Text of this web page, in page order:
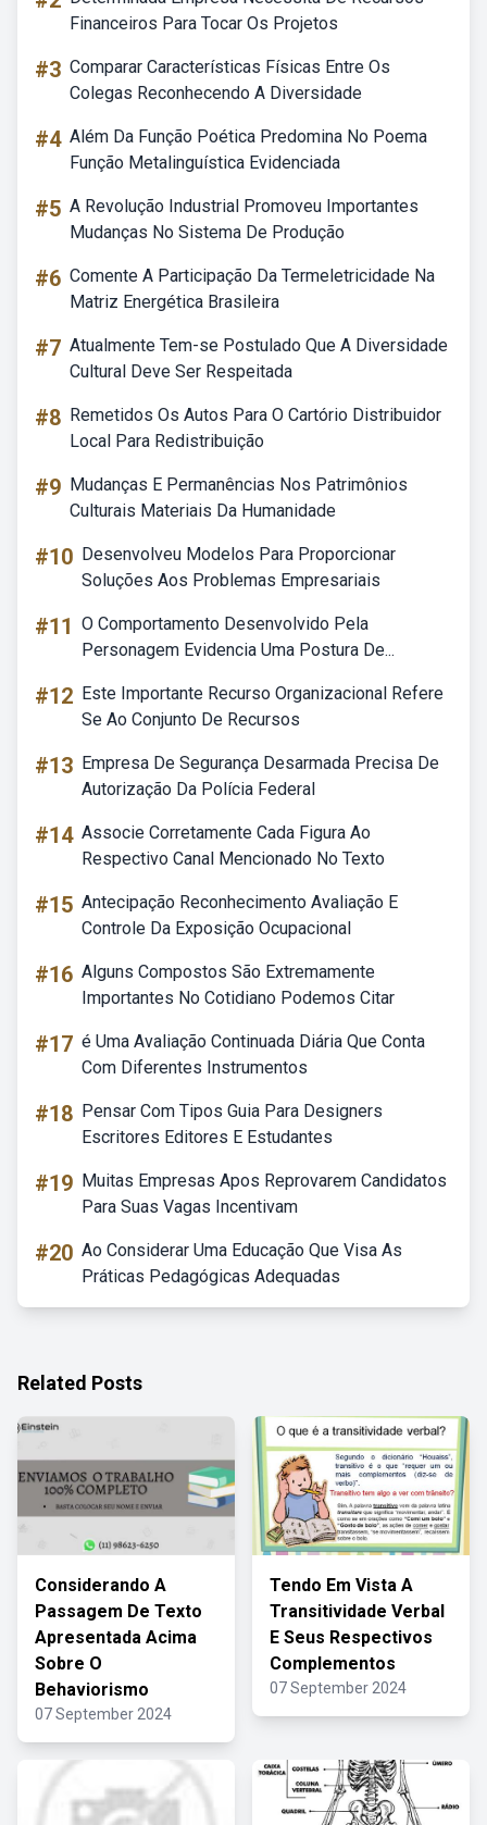
Financeiros Para Tocar Os Projetos
#3 Comparar Características Físicas Entre Os
Colegas Reconhecendo A Diversidade
#4 Além Da Função Poética Predomina No Poema
Função Metalinguística Evidenciada
#5 A Revolução Industrial Promoveu Importantes
Mudanças No Sistema De Produção
#6 Comente A Participação Da Termeletricidade Na
Matriz Energética Brasileira
#7 Atualmente Tem-se Postulado Que A Diversidade
Cultural Deve Ser Respeitada
#8 Remetidos Os Autos Para O Cartório Distribuidor
Local Para Redistribuição
#9 Mudanças E Permanências Nos Patrimônios
Culturais Materiais Da Humanidade
#10 Desenvolveu Modelos Para Proporcionar
Soluções Aos Problemas Empresariais
#11 O Comportamento Desenvolvido Pela
Personagem Evidencia Uma Postura De...
#12 Este Importante Recurso Organizacional Refere
Se Ao Conjunto De Recursos
#13 Empresa De Segurança Desarmada Precisa De
Autorização Da Polícia Federal
#14 Associe Corretamente Cada Figura Ao
Respectivo Canal Mencionado No Texto
#15 Antecipação Reconhecimento Avaliação E
Controle Da Exposição Ocupacional
#16 Alguns Compostos São Extremamente
Importantes No Cotidiano Podemos Citar
#17 é Uma Avaliação Continuada Diária Que Conta
Com Diferentes Instrumentos
#18 Pensar Com Tipos Guia Para Designers
Escritores Editores E Estudantes
#19 Muitas Empresas Apos Reprovarem Candidatos
Para Suas Vagas Incentivam
#20 Ao Considerar Uma Educação Que Visa As
Práticas Pedagógicas Adequadas
Related Posts
Considerando A
Passagem De Texto
Apresentada Acima
Sobre O
Behaviorismo
07 September 2024
Tendo Em Vista A
Transitividade Verbal
E Seus Respectivos
Complementos
07 September 2024